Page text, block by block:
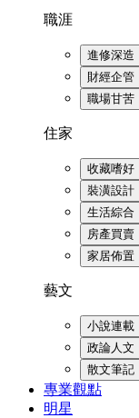
職涯
進修深造
財經企管
職場甘苦
住家
收藏嗜好
裝潢設計
生活綜合
房產買賣
家居佈置
藝文
小說連載
政論人文
散文筆記
專業觀點
明星